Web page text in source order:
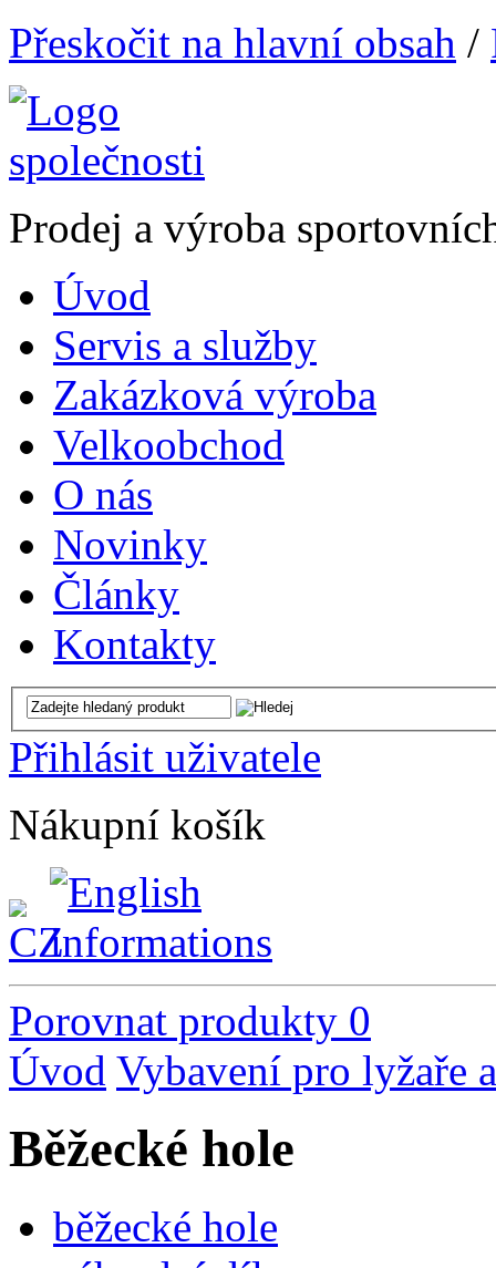
Přeskočit na hlavní obsah /
Prodej a výroba
Úvod
Servis a služby
Zakázková výroba
Velkoobchod
O nás
Novinky
Články
Kontakty
Přihlásit uživatele
Nákupní košík
Porovnat produkty 0
Úvod Vybavení pro lyžaře
Běžecké hole
běžecké hole